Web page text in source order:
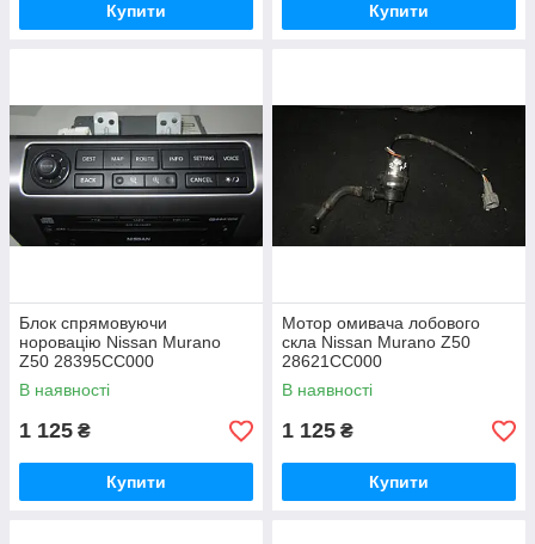
Купити Купити
Блок спрямовуючи
норовацію Nissan Murano
Z50 28395CC000
В наявності
1 125 ₴
Купити
Мотор омивача лобового
скла Nissan Murano Z50
28621CC000
В наявності
1 125 ₴
Купити